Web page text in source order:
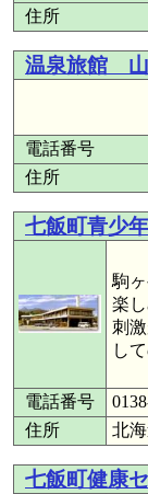
住所
温泉旅館 山
電話番号
住所
七飯町青少
駒
楽
刺
し
電話番号
住所
北
七飯町健康